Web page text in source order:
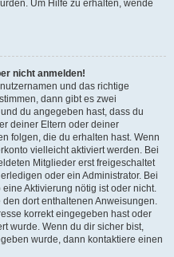
Um Hilfe zu erhalten, wende
nicht anmelden!
und das richtige
dann gibt es zwei
du angegeben hast, dass du
deiner Eltern oder deiner
folgen, die du erhalten hast. Wenn
vielleicht aktiviert werden. Bei
Mitglieder erst freigeschaltet
oder ein Administrator. Bei
Aktivierung nötig ist oder nicht.
dort enthaltenen Anweisungen.
korrekt eingegeben hast oder
wurde. Wenn du dir sicher bist,
wurde, dann kontaktiere einen